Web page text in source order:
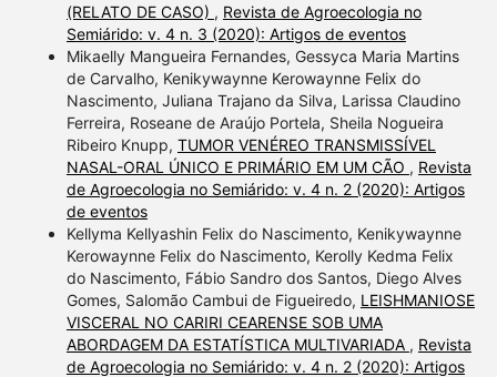
(RELATO DE CASO) , Revista de Agroecologia no
Semiárido: v. 4 n. 3 (2020): Artigos de eventos
Mikaelly Mangueira Fernandes, Gessyca Maria Martins
de Carvalho, Kenikywaynne Kerowaynne Felix do
Nascimento, Juliana Trajano da Silva, Larissa Claudino
Ferreira, Roseane de Araújo Portela, Sheila Nogueira
Ribeiro Knupp, TUMOR VENÉREO TRANSMISSÍVEL
NASAL-ORAL ÚNICO E PRIMÁRIO EM UM CÃO , Revista
de Agroecologia no Semiárido: v. 4 n. 2 (2020): Artigos
de eventos
Kellyma Kellyashin Felix do Nascimento, Kenikywaynne
Kerowaynne Felix do Nascimento, Kerolly Kedma Felix
do Nascimento, Fábio Sandro dos Santos, Diego Alves
Gomes, Salomão Cambui de Figueiredo, LEISHMANIOSE
VISCERAL NO CARIRI CEARENSE SOB UMA
ABORDAGEM DA ESTATÍSTICA MULTIVARIADA , Revista
de Agroecologia no Semiárido: v. 4 n. 2 (2020): Artigos